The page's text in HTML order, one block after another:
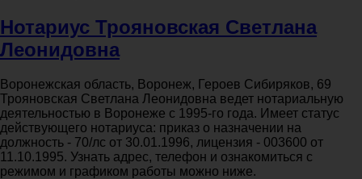
Нотариус Трояновская Светлана
Леонидовна
Воронежская область, Воронеж, Героев Сибиряков, 69
Трояновская Светлана Леонидовна ведет нотариальную
деятельностью в Воронеже с 1995-го года. Имеет статус
действующего нотариуса: приказ о назначении на
должность - 70/лс от 30.01.1996, лицензия - 003600 от
11.10.1995. Узнать адрес, телефон и ознакомиться с
режимом и графиком работы можно ниже.